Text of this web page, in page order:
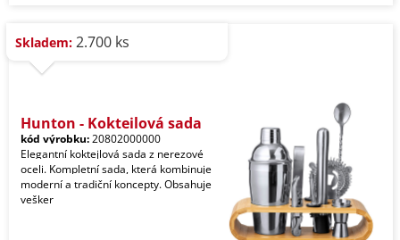
Skladem: 2.700 ks
Hunton - Koktejlová sada
kód výrobku:20802000000
Elegantní koktejlová sada z nerezové
oceli. Kompletní sada, která kombinuje
moderní a tradiční koncepty. Obsahuje
vešker